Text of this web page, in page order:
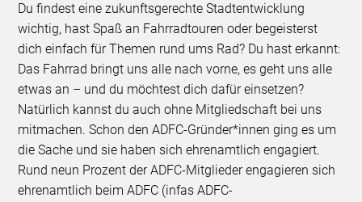
Du findest eine zukunftsgerechte Stadtentwicklung
wichtig, hast Spaß an Fahrradtouren oder begeisterst
dich einfach für Themen rund ums Rad? Du hast erkannt:
Das Fahrrad bringt uns alle nach vorne, es geht uns alle
etwas an – und du möchtest dich dafür einsetzen?
Natürlich kannst du auch ohne Mitgliedschaft bei uns
mitmachen. Schon den ADFC-Gründer*innen ging es um
die Sache und sie haben sich ehrenamtlich engagiert.
Rund neun Prozent der ADFC-Mitglieder engagieren sich
ehrenamtlich beim ADFC (infas ADFC-